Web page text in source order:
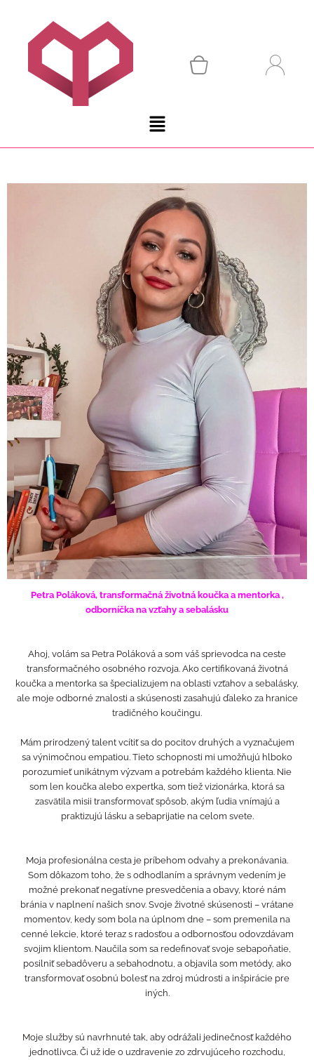
Petra Poláková, transformačná životná koučka a mentorka ,
odborníčka na vzťahy a sebalásku
Ahoj, volám sa Petra Poláková a som váš sprievodca na ceste
transformačného osobného rozvoja. Ako certifikovaná životná
koučka a mentorka sa špecializujem na oblasti vzťahov a sebalásky,
ale moje odborné znalosti a skúsenosti zasahujú ďaleko za hranice
tradičného koučingu.
Mám prirodzený talent vcítiť sa do pocitov druhých a vyznačujem
sa výnimočnou empatiou. Tieto schopnosti mi umožňujú hlboko
porozumieť unikátnym výzvam a potrebám každého klienta. Nie
som len koučka alebo expertka, som tiež vizionárka, ktorá sa
zasvätila misii transformovať spôsob, akým ľudia vnímajú a
praktizujú lásku a sebaprijatie na celom svete.
Moja profesionálna cesta je príbehom odvahy a prekonávania.
Som dôkazom toho, že s odhodlaním a správnym vedením je
možné prekonať negatívne presvedčenia a obavy, ktoré nám
bránia v naplnení našich snov. Svoje životné skúsenosti – vrátane
momentov, kedy som bola na úplnom dne – som premenila na
cenné lekcie, ktoré teraz s radosťou a odbornosťou odovzdávam
svojim klientom. Naučila som sa redefinovať svoje sebapoňatie,
posilniť sebadôveru a sebahodnotu, a objavila som metódy, ako
transformovať osobnú bolesť na zdroj múdrosti a inšpirácie pre
iných.
Moje služby sú navrhnuté tak, aby odrážali jedinečnosť každého
jednotlivca. Či už ide o uzdravenie zo zdrvujúceho rozchodu,